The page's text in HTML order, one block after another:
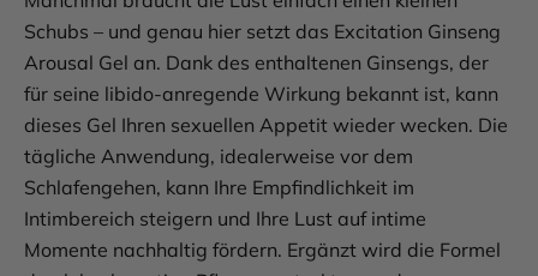
Schubs – und genau hier setzt das Excitation Ginseng
Arousal Gel an. Dank des enthaltenen Ginsengs, der
für seine libido-anregende Wirkung bekannt ist, kann
dieses Gel Ihren sexuellen Appetit wieder wecken. Die
tägliche Anwendung, idealerweise vor dem
Schlafengehen, kann Ihre Empfindlichkeit im
Intimbereich steigern und Ihre Lust auf intime
Momente nachhaltig fördern. Ergänzt wird die Formel